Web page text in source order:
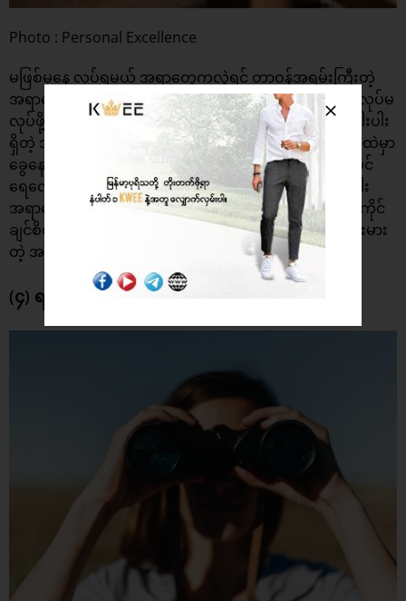
Photo : Personal Excellence
မဖြစ်မနေ လုပ်ရမယ့် အရာတွေကလွဲရင် တာဝန်အရမ်းကြီးတဲ့
အရာတွေ ၊ ဟဲဗီးဖြစ်တဲ့ အစီအစဉ်တွေကိုတော့ ပထမဆုံးစလုပ်မ
လုပ်ဖို့ အကြံပေးချင်ပါတယ်။ သေးသေးမွှားမွှားနဲ့ ပေါ့ပေါ့ပါးပါး
ရှိတဲ့ အရာတွေကို စလုပ်ပါ။ ဥပမာ ဘာမှမလုပ်ချင်ပဲ အိပ်ရာထဲမှာ
ခွေနေမိတယ်ဆိုရင် အိမ်သန့်ရှင်းကနေ စလုပ်တာမျိုး ၊ ပန်းပင်
ရေလောင်းတာမျိုး ၊ အဝတ်လျော်တာမျိုး စတဲ့ ပေါ့ပေါ့ပါးပါး
အရာတွေကနေ စတင်သင့်ပါတယ်။ ဒါမှသာ သင့်ရဲ့ လုပ်ချင်ကိုင်
ချင်စိတ်တွေ ၊ တက်ကြွမှုတွေ ပိုမိုရရှိလာပြီး နောက်ထပ် ကြီးမား
တဲ့ အရာတွေကို လုပ်ဆောင်ဖို့ စိတ်အားတက်ကြွစေမှာပါ။
(၄) ရည်မှန်းထားတဲ့ အနာဂတ်ကို ပုံဖော်ကြည့်ပါ